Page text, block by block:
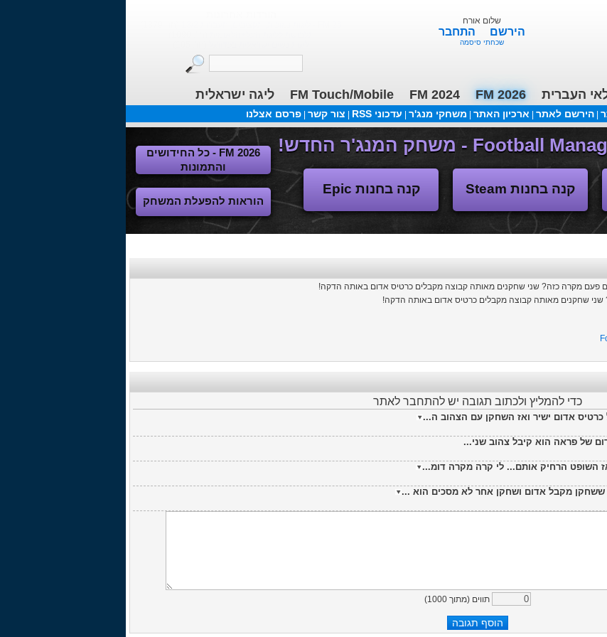
שלום אורח
הירשם התחבר
שכחתי סיסמה
העברית FM 2026
FM 2024
FM Touch/Mobile
ליגה ישראלית
|הירשם לאתר ארכיון האתר משחקי מנג'ר עדכוני RSS צור קשר פרסם אצלנו
קנה בחנות Steam קנה בחנות Epic
FM 2026 - כל החידושים
והתמונות
הוראות להפעלת המשחק
שחקנים מאותה קבוצה מקבלים כרטיס אדום באותה הדקה!
כדי להמליץ ולכתוב תגובה יש להתחבר לאתר
אדום ישיר ואז השחקן עם הצהוב ה...
השופט הרחיק אותם... לי קרה מקרה דומ...
מקבל אדום ושחקן אחר לא מסכים הוא ...
תווים (מתוך 1000
)